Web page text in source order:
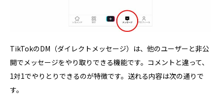
TikTokのDM（ダイレクトメッセージ）は、他のユーザーと非公
開でメッセージをやり取りできる機能です。コメントと違って、
1対1でやりとりできるのが特徴です。送れる内容は次の通りで
す。